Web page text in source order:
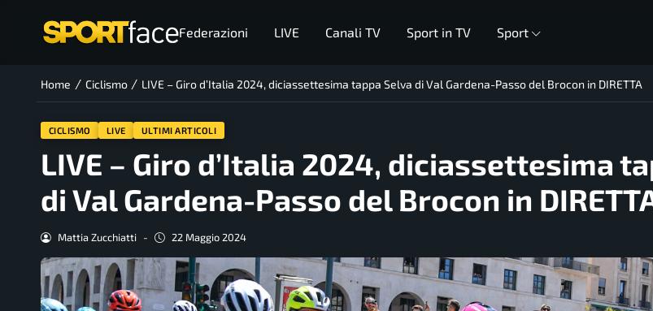
Federazioni LIVE Canali TV Sport in TV Sport
Home / Ciclismo / LIVE – Giro d’Italia 2024, diciassettesima tappa Selva di Val Gardena-Passo del Brocon in DIRETTA
CICLISMO LIVE ULTIMI ARTICOLI
LIVE – Giro d’Italia 2024, diciassettesima
di Val Gardena-Passo del Brocon in
Mattia Zucchiatti - 22 Maggio 2024